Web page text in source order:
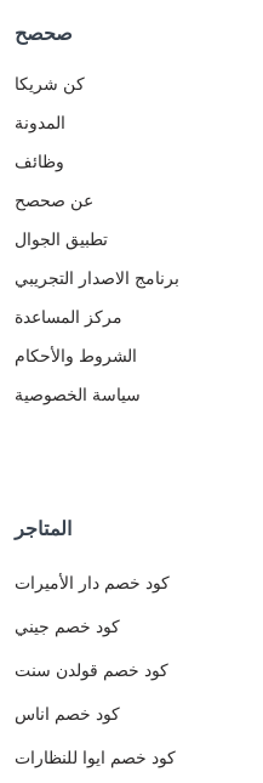
صحصح
كن شريكا
المدونة
وظائف
عن صحصح
تطبيق الجوال
برنامج الاصدار التجريبي
مركز المساعدة
الشروط والأحكام
سياسة الخصوصية
المتاجر
كود خصم دار الأميرات
كود خصم جيني
كود خصم قولدن سنت
كود خصم اناس
كود خصم ايوا للنظارات